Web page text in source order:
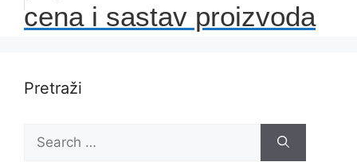
cena i sastav proizvoda
Pretraži
Search
for: